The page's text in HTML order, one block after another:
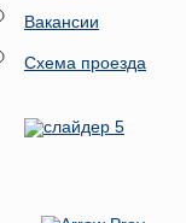
Вакансии
Схема проезда